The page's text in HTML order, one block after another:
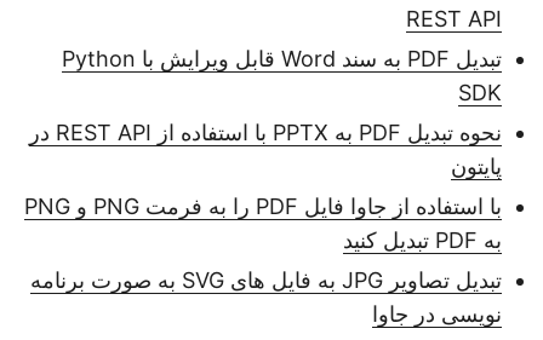
REST API
تبدیل PDF به سند Word قابل ویرایش با Python
SDK
نحوه تبدیل PDF به PPTX با استفاده از REST API در
پایتون
با استفاده از جاوا فایل PDF را به فرمت PNG و PNG
به PDF تبدیل کنید
تبدیل تصاویر JPG به فایل های SVG به صورت برنامه
نویسی در جاوا